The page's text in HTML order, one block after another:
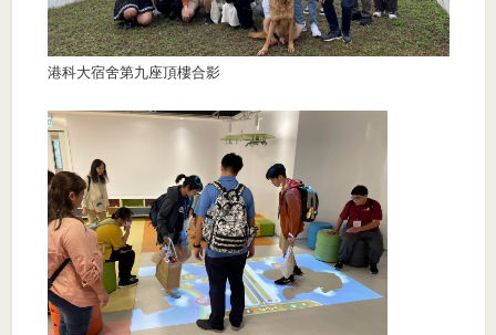
港科大宿舍第九座頂樓合影